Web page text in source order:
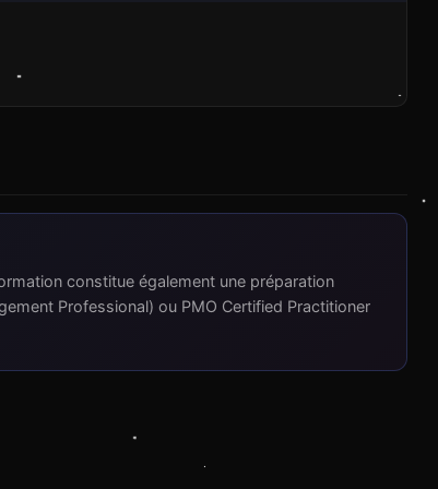
constitue également une préparation
Professional) ou PMO Certified Practitioner